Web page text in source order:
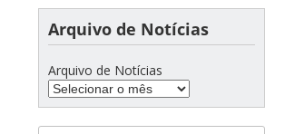
Arquivo de Notícias
Arquivo de Notícias